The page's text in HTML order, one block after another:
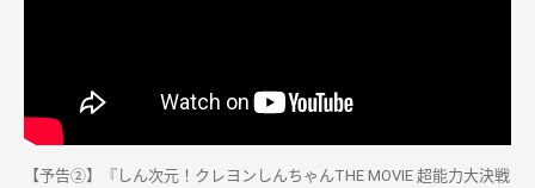
【予告②】『しん次元！クレヨンしんちゃんTHE MOVIE 超能力大決戦